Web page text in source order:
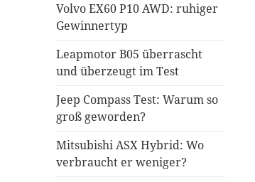
Volvo EX60 P10 AWD: ruhiger
Gewinnertyp
Leapmotor B05 überrascht
und überzeugt im Test
Jeep Compass Test: Warum so
groß geworden?
Mitsubishi ASX Hybrid: Wo
verbraucht er weniger?